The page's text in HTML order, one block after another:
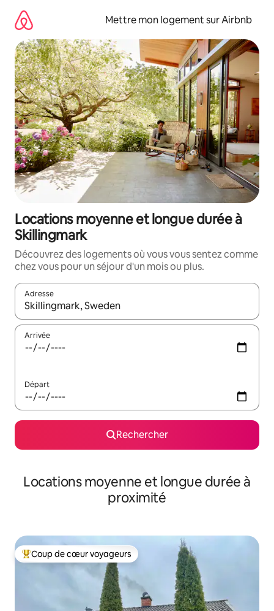
directement
contenu
Mettre mon logement sur Airbnb
Locations moyenne et longue durée à
Skillingmark
Découvrez des logements où vous vous sentez comme
chez vous pour un séjour d'un mois ou plus.
Adresse
Lorsque les résultats s'affichent, utilisez les flèches vers le
Arrivée
Départ
Rechercher
Locations moyenne et longue durée à
proximité
Coups de cœur voyageurs les plus appréciés
Coup de cœur voyageurs